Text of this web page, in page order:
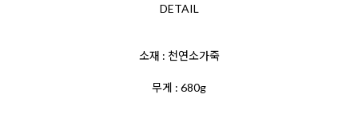
DETAIL
소재 : 천연소가죽
무게 : 680g